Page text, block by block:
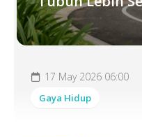
17 May 2026 06:00
Gaya Hidup